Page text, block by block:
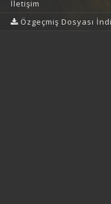
İletişim
Özgeçmiş Dosyası